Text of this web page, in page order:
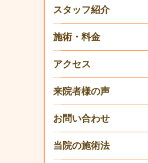
スタッフ紹介
施術・料金
アクセス
来院者様の声
お問い合わせ
当院の施術法